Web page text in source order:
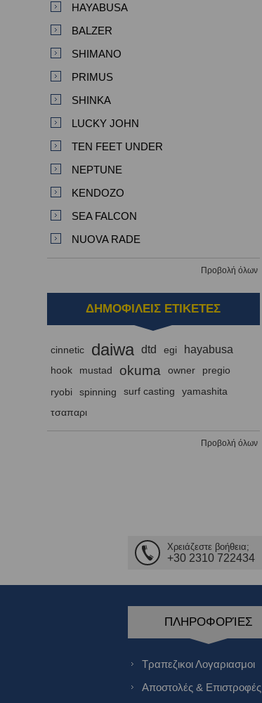
HAYABUSA
BALZER
SHIMANO
PRIMUS
SHINKA
LUCKY JOHN
TEN FEET UNDER
NEPTUNE
KENDOZO
SEA FALCON
NUOVA RADE
Προβολή όλων
ΔΗΜΟΦΙΛΕΙΣ ΕΤΙΚΕΤΕΣ
cinnetic daiwa dtd egi hayabusa
hook mustad okuma owner pregio
ryobi spinning surf casting
yamashita
τσαπαρι
Προβολή όλων
Χρειάζεστε βοήθεια;
+30 2310 722434
ΠΛΗΡΟΦΟΡΊΕΣ
Τραπεζικοι Λογαριασμοι
Αποστολές & Επιστροφές